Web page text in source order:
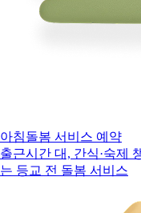
아침돌봄 서비스 예약
출근시간 대, 간식·숙제
는 등교 전 돌봄 서비스